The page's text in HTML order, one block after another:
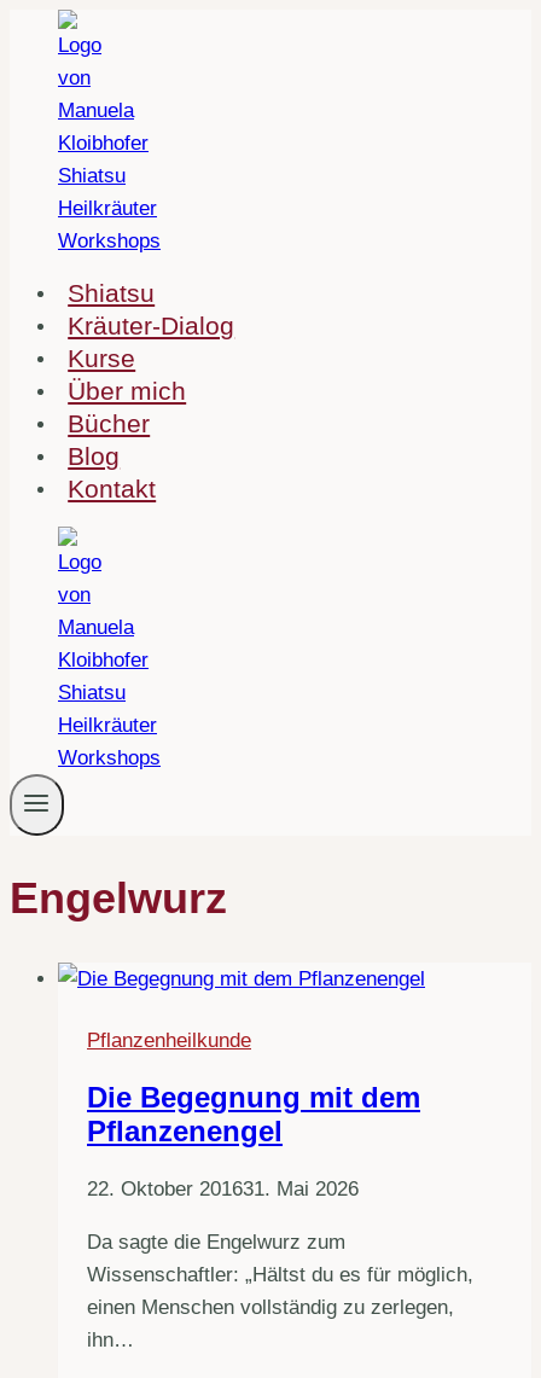
springen
Shiatsu
Kräuter-Dialog
Kurse
Über mich
Bücher
Blog
Kontakt
Engelwurz
Pflanzenheilkunde
Die Begegnung mit dem
Pflanzenengel
22. Oktober 201631. Mai 2026
Da sagte die Engelwurz zum
Wissenschaftler: „Hältst du es für möglich,
einen Menschen vollständig zu zerlegen,
ihn…